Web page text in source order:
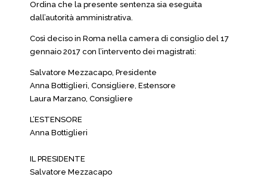
Ordina che la presente sentenza sia eseguita
dall’autorità amministrativa.
Così deciso in Roma nella camera di consiglio del 17
gennaio 2017 con l’intervento dei magistrati:
Salvatore Mezzacapo, Presidente
Anna Bottiglieri, Consigliere, Estensore
Laura Marzano, Consigliere
L’ESTENSORE
Anna Bottiglieri
IL PRESIDENTE
Salvatore Mezzacapo